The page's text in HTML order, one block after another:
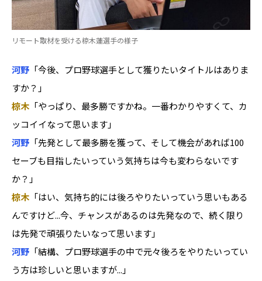
リモート取材を受ける椋木蓮選手の様子
河野 「今後、プロ野球選手として獲りたいタイトルはありま
すか？」
椋木 「やっぱり、最多勝ですかね。一番わかりやすくて、カ
ッコイイなって思います」
河野 「先発として最多勝を獲って、そして機会があれば100
セーブも目指したいっていう気持ちは今も変わらないです
か？」
椋木 「はい、気持ち的には後ろやりたいっていう思いもある
んですけど...今、チャンスがあるのは先発なので、続く限り
は先発で頑張りたいなって思います」
河野 「結構、プロ野球選手の中で元々後ろをやりたいってい
う方は珍しいと思いますが...」